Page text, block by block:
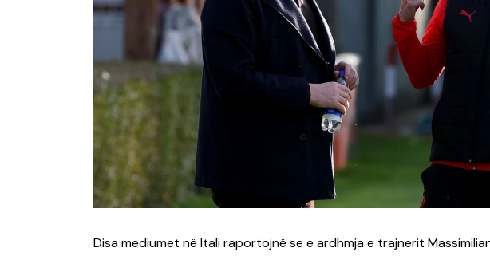
Disa mediumet në Itali raportojnë se e ardhmja e trajnerit